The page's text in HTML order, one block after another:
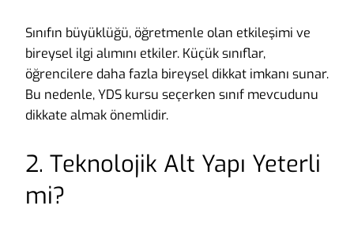
Sınıfın büyüklüğü, öğretmenle olan etkileşimi ve
bireysel ilgi alımını etkiler. Küçük sınıflar,
öğrencilere daha fazla bireysel dikkat imkanı sunar.
Bu nedenle, YDS kursu seçerken sınıf mevcudunu
dikkate almak önemlidir.
2. Teknolojik Alt Yapı Yeterli
mi?